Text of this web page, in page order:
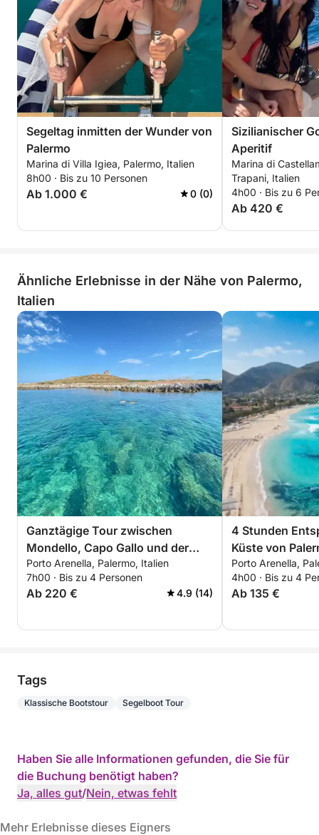
Segeltag inmitten der Wunder von
Palermo
Marina di Villa Igiea, Palermo, Italien
8h00 · Bis zu 10 Personen
Ab 1.000 € 0 (0)
Sizilianischer
Aperitif
Marina di
Trapani, Italien
4h00 · Bis zu 6
Ab 420 €
Ähnliche Erlebnisse in der Nähe von Palermo,
Italien
Ganztägige Tour zwischen
Mondello, Capo Gallo und der
Ölhöhle
Porto Arenella, Palermo, Italien
7h00 · Bis zu 4 Personen
Ab 220 € 4.9 (14)
4 Stunden
Küste von
Porto Arenella,
4h00 · Bis zu 4
Ab 135 €
Tags
Klassische Bootstour Segelboot Tour
Haben Sie alle Informationen gefunden, die Sie für
die Buchung benötigt haben?
Ja, alles gut/Nein, etwas fehlt
Mehr Erlebnisse dieses Eigners